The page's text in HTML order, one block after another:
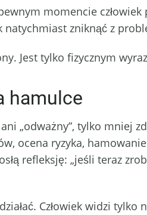
momencie
natychmiast zniknąć z
Jest tylko fizycznym
hamulce
„odważny”, tylko mniej
ocena ryzyka,
refleksję: „jeśli teraz
Człowiek widzi